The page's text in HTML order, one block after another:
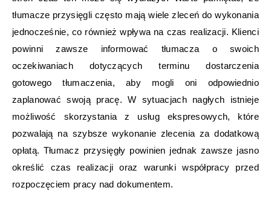
tłumacze przysięgli często mają wiele zleceń do wykonania
jednocześnie, co również wpływa na czas realizacji. Klienci
powinni zawsze informować tłumacza o swoich
oczekiwaniach dotyczących terminu dostarczenia
gotowego tłumaczenia, aby mogli oni odpowiednio
zaplanować swoją pracę. W sytuacjach nagłych istnieje
możliwość skorzystania z usług ekspresowych, które
pozwalają na szybsze wykonanie zlecenia za dodatkową
opłatą. Tłumacz przysięgły powinien jednak zawsze jasno
określić czas realizacji oraz warunki współpracy przed
rozpoczęciem pracy nad dokumentem.